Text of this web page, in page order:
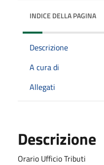
INDICE DELLA PAGINA
Descrizione
A cura di
Allegati
Descrizione
Orario Ufficio Tributi